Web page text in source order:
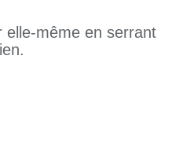
elle-même en serrant